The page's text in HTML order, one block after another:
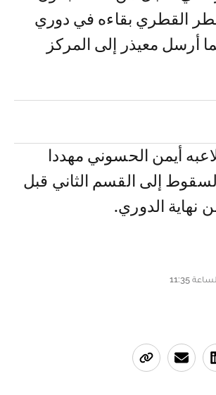
القطري بقاءه في دوري
أرسل معيذر إلى المركز
أيمن الحسوني مهددا
إلى القسم الثاني قبل
نهاية الدوري.